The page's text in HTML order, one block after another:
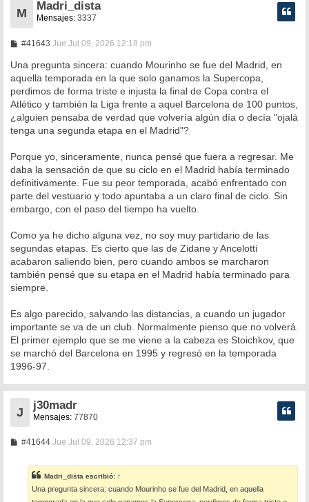
M
Madri_dista
Mensajes: 3337
#41643M
n
s
a
j
e
Jue Jul 09, 2026 12:18 pm
Una pregunta sincera: cuando Mourinho se fue del Madrid, en
aquella temporada en la que solo ganamos la Supercopa,
perdimos de forma triste e injusta la final de Copa contra el
Atlético y también la Liga frente a aquel Barcelona de 100 puntos,
¿alguien pensaba de verdad que volvería algún día o decía "ojalá
tenga una segunda etapa en el Madrid"?
Porque yo, sinceramente, nunca pensé que fuera a regresar. Me
daba la sensación de que su ciclo en el Madrid había terminado
definitivamente. Fue su peor temporada, acabó enfrentado con
parte del vestuario y todo apuntaba a un claro final de ciclo. Sin
embargo, con el paso del tiempo ha vuelto.
Como ya he dicho alguna vez, no soy muy partidario de las
segundas etapas. Es cierto que las de Zidane y Ancelotti
acabaron saliendo bien, pero cuando ambos se marcharon
también pensé que su etapa en el Madrid había terminado para
siempre.
Es algo parecido, salvando las distancias, a cuando un jugador
importante se va de un club. Normalmente pienso que no volverá.
El primer ejemplo que se me viene a la cabeza es Stoichkov, que
se marchó del Barcelona en 1995 y regresó en la temporada
1996-97.
J
j30madr
Mensajes: 77870
#41644M
a
j
e
Jue Jul 09, 2026 12:37 pm
Madri_dista escribió: ↑
Una pregunta sincera: cuando Mourinho se fue del Madrid, en aquella